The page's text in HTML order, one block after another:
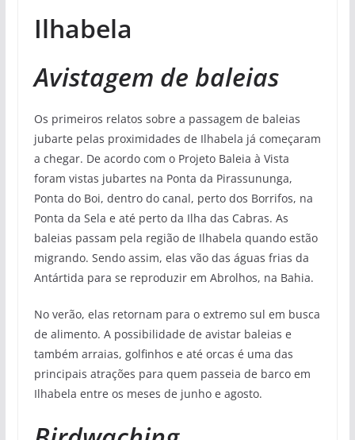
Ilhabela
Avistagem de baleias
Os primeiros relatos sobre a passagem de baleias
jubarte pelas proximidades de Ilhabela já começaram
a chegar. De acordo com o Projeto Baleia à Vista
foram vistas jubartes na Ponta da Pirassununga,
Ponta do Boi, dentro do canal, perto dos Borrifos, na
Ponta da Sela e até perto da Ilha das Cabras. As
baleias passam pela região de Ilhabela quando estão
migrando. Sendo assim, elas vão das águas frias da
Antártida para se reproduzir em Abrolhos, na Bahia.
No verão, elas retornam para o extremo sul em busca
de alimento. A possibilidade de avistar baleias e
também arraias, golfinhos e até orcas é uma das
principais atrações para quem passeia de barco em
Ilhabela entre os meses de junho e agosto.